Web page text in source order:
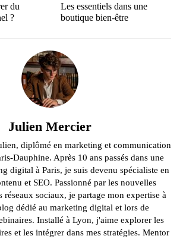
du
?
Les essentiels dans une
boutique bien-être
Julien Mercier
diplômé en marketing et communication
Dauphine. Après 10 ans passés dans une
digital à Paris, je suis devenu spécialiste en
et SEO. Passionné par les nouvelles
réseaux sociaux, je partage mon expertise à
dédié au marketing digital et lors de
Installé à Lyon, j'aime explorer les
et les intégrer dans mes stratégies. Mentor